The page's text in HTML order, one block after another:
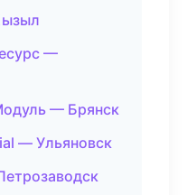
—
— Брянск
— Ульяновск